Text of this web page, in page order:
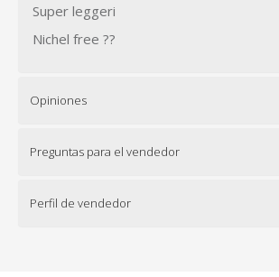
Super leggeri
Nichel free ??
Opiniones
Preguntas para el vendedor
Perfil de vendedor